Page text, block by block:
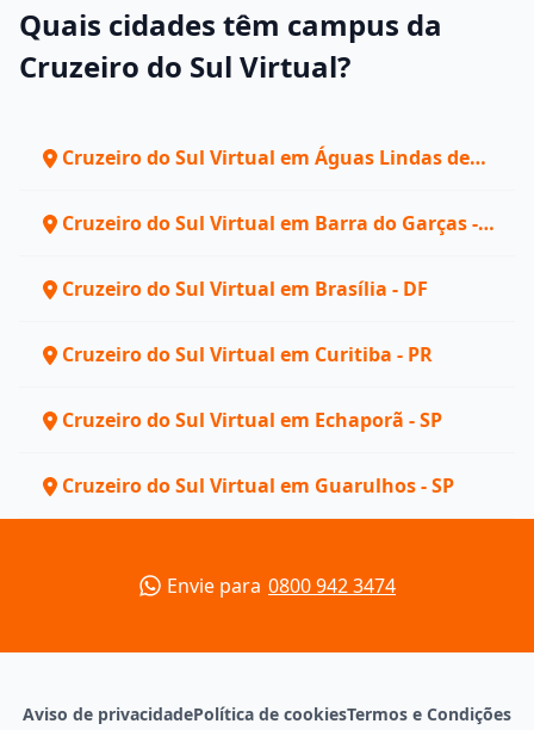
Quais cidades têm campus da
Cruzeiro do Sul Virtual?
Cruzeiro do Sul Virtual em Águas Lindas de
Cruzeiro do Sul Virtual em Barra do Garças -
Cruzeiro do Sul Virtual em Brasília - DF
Cruzeiro do Sul Virtual em Curitiba - PR
Cruzeiro do Sul Virtual em Echaporã - SP
Cruzeiro do Sul Virtual em Guarulhos - SP
Envie para 0800 942 3474
Aviso de privacidadePolítica de cookiesTermos e Condições